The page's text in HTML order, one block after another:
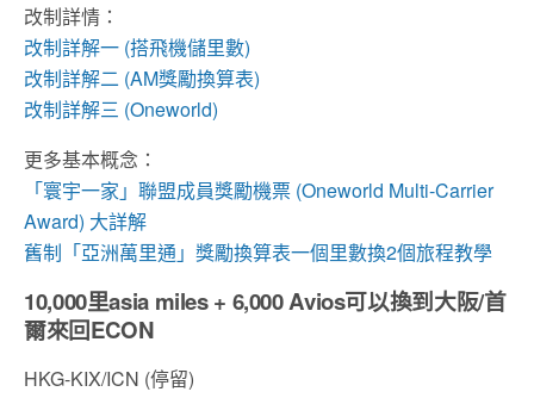
改制詳情：
改制詳解一 (搭飛機儲里數)
改制詳解二 (AM獎勵換算表)
改制詳解三 (Oneworld)
更多基本概念：
「寰宇一家」聯盟成員獎勵機票 (Oneworld Multi-Carrier
Award) 大詳解
舊制「亞洲萬里通」獎勵換算表一個里數換2個旅程教學
10,000里asia miles + 6,000 Avios可以換到大阪/首
爾來回ECON
HKG-KIX/ICN (停留)